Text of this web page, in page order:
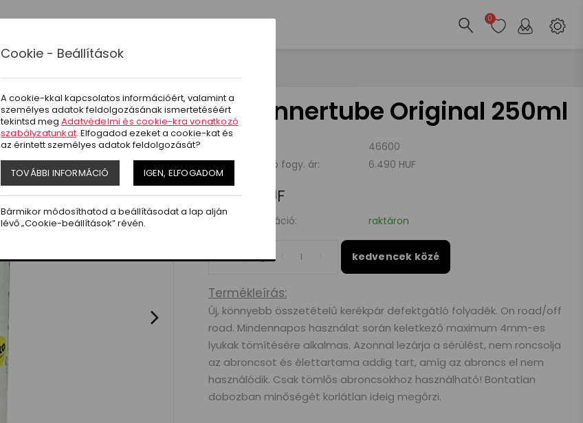
Cookie - Beállítások
A cookie-kkal kapcsolatos információért, valamint a
személyes adatok feldolgozásának ismertetéséért
tekintsd meg Adatvédelmi és cookie-kra vonatkozó
szabályzatunkat. Elfogadod ezeket a cookie-kat és
az érintett személyes adatok feldolgozását?
TOVÁBBI INFORMÁCIÓ IGEN, ELFOGADOM
Bármikor módosíthatod a beállításodat a lap alján
lévő „Cookie-beállítások” révén.
0
top OKO Innertube Original 250ml
46600
Ajánlott bruttó fogy. ár:
6.490 HUF
6.490 HUF
Készletinformáció: raktáron
Mennyiség : kedvencek közé
Termékleírás:
Új, könnyebb összetételű kerékpár defektgátló folyadék. On road/off
road. Mindennapos használat során keletkező maximum 4mm-es
lyukak tömítésére alkalmas. Azonnal lezárja a sérülést, nem roncsolja
az abroncsot és élettartama addig tart, amíg az abroncs el nem
használódik. Csak tömlős abroncsokhoz használható! Bontatlan
dobozban minőségét korlátlan ideig megőrzi.